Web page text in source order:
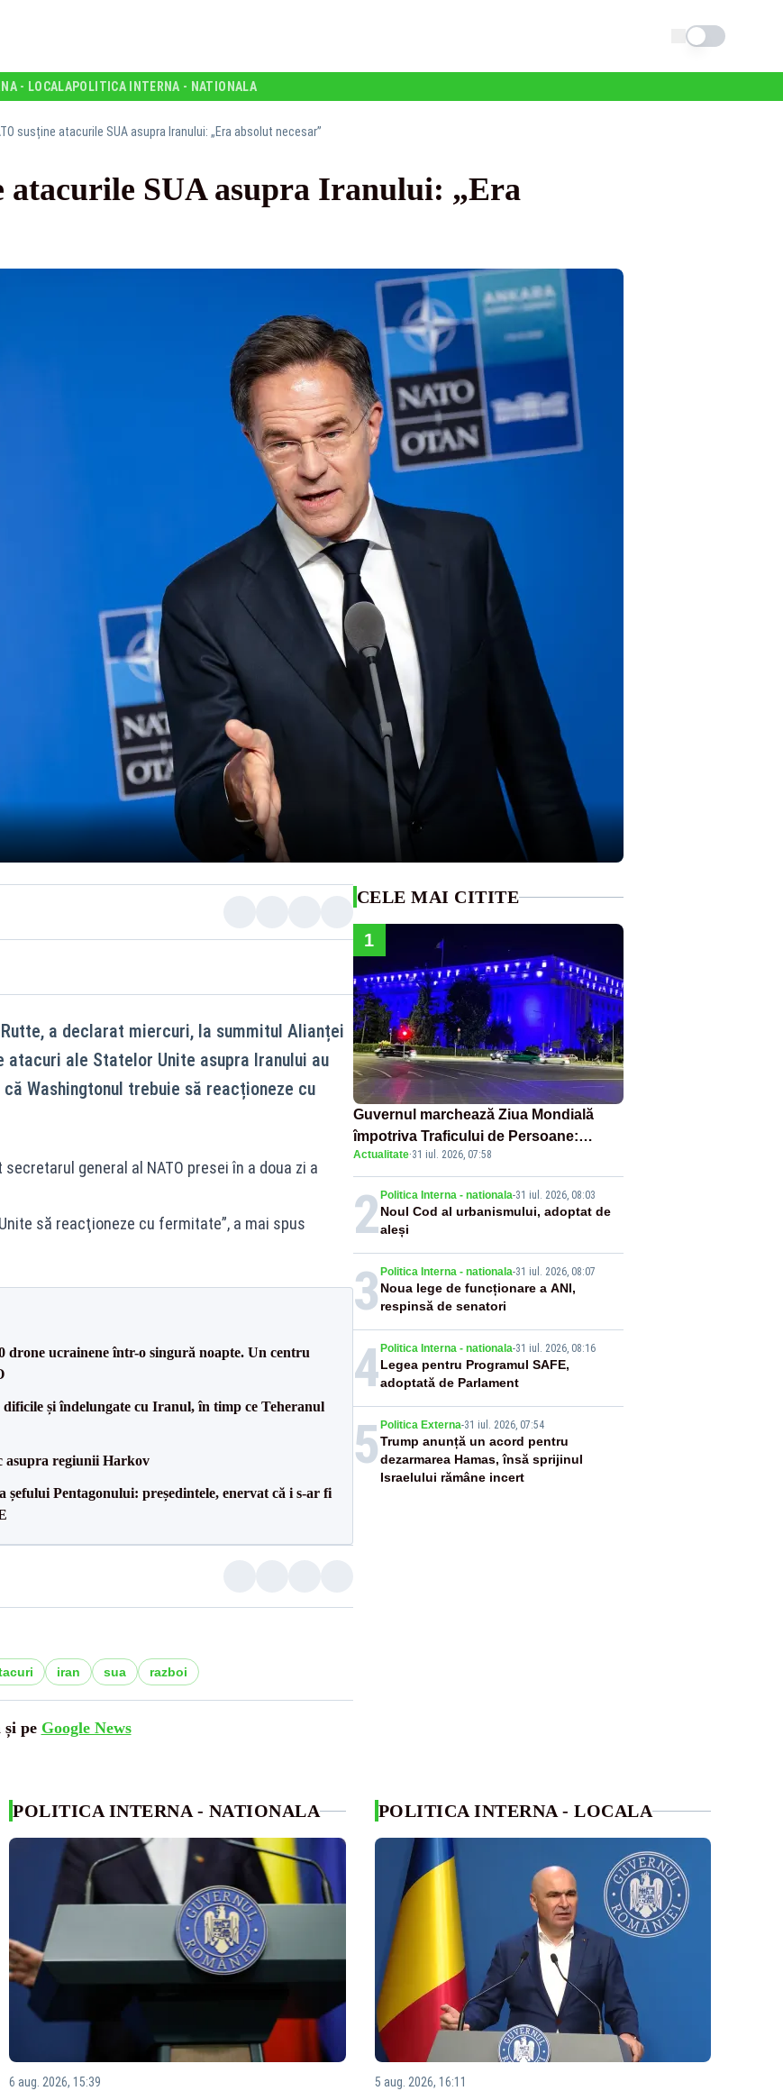
Schimba tema
- LOCALAPOLITICA INTERNA - NATIONALA
susține atacurile SUA asupra Iranului: „Era absolut necesar”
atacurile SUA asupra Iranului: „Era
a declarat miercuri, la summitul Alianței
ale Statelor Unite asupra Iranului au
Washingtonul trebuie să reacționeze cu
general al NATO presei în a doua zi a
să reacţioneze cu fermitate”, a mai spus
drone ucrainene într-o singură noapte. Un centru
și îndelungate cu Iranul, în timp ce Teheranul
asupra regiunii Harkov
Pentagonului: președintele, enervat că i s-ar fi
iran sua razboi
și pe Google News
CELE MAI CITITE
1
Guvernul marchează Ziua Mondială
împotriva Traficului de Persoane:
Palatul Victoria, iluminat în albastru
Actualitate·31 iul. 2026, 07:58
2 Politica Interna - nationala-31 iul. 2026, 08:03
Noul Cod al urbanismului, adoptat de
aleși
3 Politica Interna - nationala-31 iul. 2026, 08:07
Noua lege de funcționare a ANI,
respinsă de senatori
4 Politica Interna - nationala-31 iul. 2026, 08:16
Legea pentru Programul SAFE,
adoptată de Parlament
5 Politica Externa-31 iul. 2026, 07:54
Trump anunță un acord pentru
dezarmarea Hamas, însă sprijinul
Israelului rămâne incert
POLITICA INTERNA - NATIONALA
6 aug. 2026, 15:39
POLITICA INTERNA - LOCALA
5 aug. 2026, 16:11